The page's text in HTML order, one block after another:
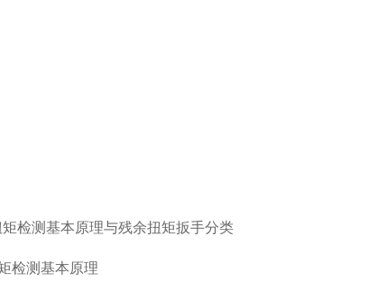
检测基本原理与残余扭矩扳手分类
检测基本原理